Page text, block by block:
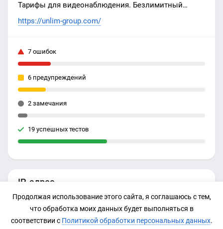
IP-адрес
185.137.235.2
Тарифы для видеонаблюдения. Безлимитный
интернет. Бесплатная раздача трафика. Бесплатная
https://unlim-group.com/
7 ошибок
6 предупреждений
2 замечания
19 успешных тестов
Продолжая использование этого сайта, я соглашаюсь с тем,
что обработка моих данных будет выполняться в
соответствии с Политикой обработки персональных данных.